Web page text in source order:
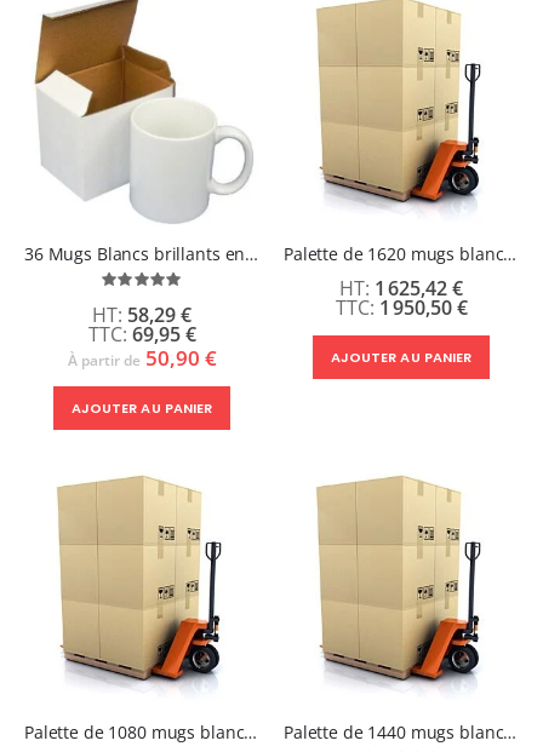
36 Mugs Blancs brillants en céramique + boites individuelles - OSLO
Évaluation:
69,95 €
58,29 €
À partir de 50,90 €
AJOUTER AU PANIER
Palette de 1620 mugs blancs 11oz en céramique - 0,96 cts HT /pcs
1 950,50 €
1 625,42 €
AJOUTER AU PANIER
Palette de 1080 mugs blancs 11oz en céramique - 1,08 cts HT /pcs Palette de 1440 mugs blancs 11oz en céramique - 0,98 cts HT /pcs